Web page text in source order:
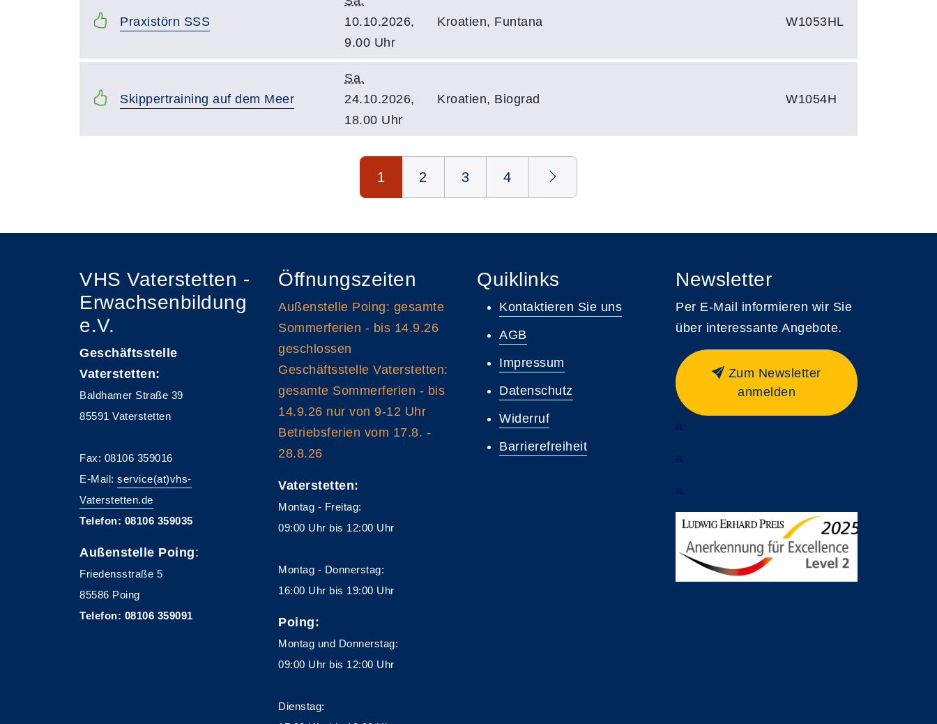
Praxistörn SSS
10.10.2026,
9.00 Uhr
Kroatien, Funtana W1053HL
Skippertraining auf dem Meer
Sa.
24.10.2026,
18.00 Uhr
Kroatien, Biograd W1054H
1 2 3 4
VHS Vaterstetten -
Erwachsenbildung
e.V.
Geschäftsstelle
Vaterstetten:
Baldhamer Straße 39
85591 Vaterstetten
Fax: 08106 359016
E-Mail: service(at)vhs-
Vaterstetten.de
Telefon: 08106 359035
Außenstelle Poing:
Friedensstraße 5
85586 Poing
Telefon: 08106 359091
Öffnungszeiten
Außenstelle Poing: gesamte
Sommerferien - bis 14.9.26
geschlossen
Geschäftsstelle Vaterstetten:
gesamte Sommerferien - bis
14.9.26 nur von 9-12 Uhr
Betriebsferien vom 17.8. -
28.8.26
Vaterstetten:
Montag - Freitag:
09:00 Uhr bis 12:00 Uhr
Montag - Donnerstag:
16:00 Uhr bis 19:00 Uhr
Poing:
Montag und Donnerstag:
09:00 Uhr bis 12:00 Uhr
Dienstag:
Quiklinks
Kontaktieren Sie uns
AGB
Impressum
Datenschutz
Widerruf
Barrierefreiheit
Newsletter
Per E-Mail informieren wir Sie
über interessante Angebote.
Zum Newsletter
anmelden
a
a
a